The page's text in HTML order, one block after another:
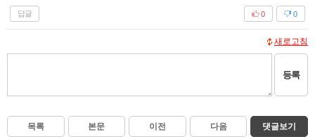
답글 0
0
새로고침
등록
목록 본문 이전 다음 댓글보기